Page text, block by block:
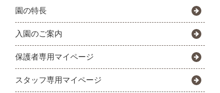
園の特長
入園のご案内
保護者専用マイページ
スタッフ専用マイページ